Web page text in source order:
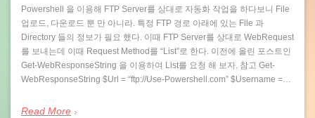
Powershell 을 이용해 FTP Server를 상대로 자동화 작업을 하다보니 File
업로드, 다운로드 뿐 만 아니라. 특정 FTP 경로 아래에 있는 File 과
Directory 들의 정보가 필요 했다. 이때 FTP Server를 상대로 WebRequest
를 보내는데 이때 Request Method를 “List”로 한다. 이전에 올린 포스트인
Get-WebResponseString 을 이용하여 List를 요청 해 보자. 참고 Get-
WebResponseString $Url = “ftp://Use-Powershell.com” $Username =…
Read More